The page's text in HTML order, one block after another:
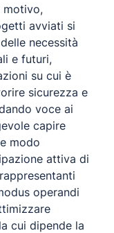
motivo,
avviati si
necessità
e futuri,
su cui è
sicurezza e
voce ai
capire
modo
attiva di
operandi
cui dipende la